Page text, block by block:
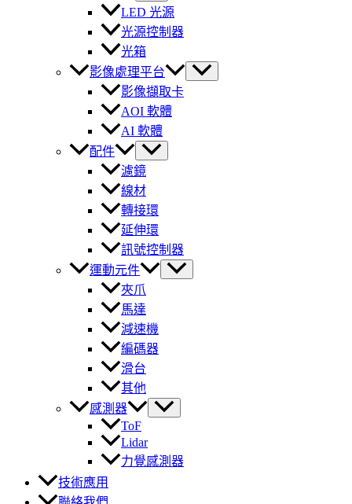
LED 光源
光源控制器
光箱
影像處理平台
影像擷取卡
AOI 軟體
AI 軟體
配件
濾鏡
線材
轉接環
延伸環
訊號控制器
運動元件
夾爪
馬達
減速機
編碼器
滑台
其他
感測器
ToF
Lidar
力覺感測器
技術應用